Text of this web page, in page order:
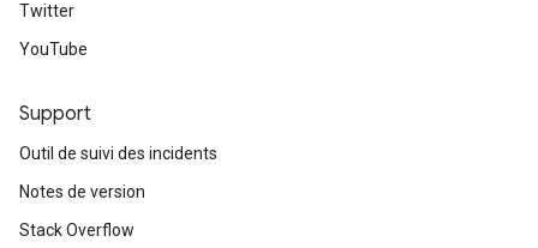
Twitter
YouTube
Support
Outil de suivi des incidents
Notes de version
Stack Overflow